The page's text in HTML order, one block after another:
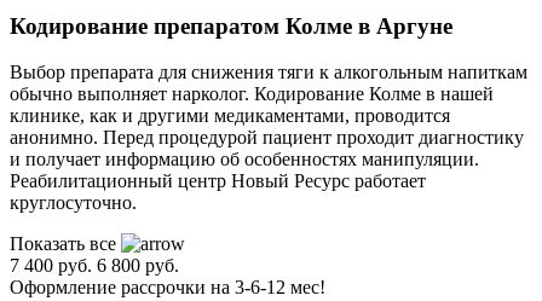
Кодирование препаратом Колме в Аргуне
Выбор препарата для снижения тяги к алкогольным напиткам
обычно выполняет нарколог. Кодирование Колме в нашей
клинике, как и другими медикаментами, проводится
анонимно. Перед процедурой пациент проходит диагностику
и получает информацию об особенностях манипуляции.
Реабилитационный центр Новый Ресурс работает
круглосуточно.
Показать все
7 400 руб. 6 800 руб.
Оформление рассрочки на 3-6-12 мес!